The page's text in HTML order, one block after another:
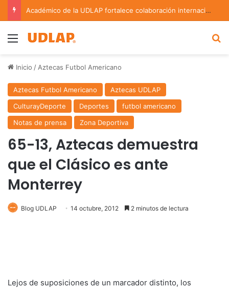
Académico de la UDLAP fortalece colaboración internacional con estancia de investigación en Argentina
Menu
Inicio / Aztecas Futbol Americano
Aztecas Futbol Americano
Aztecas UDLAP
CulturayDeporte
Deportes
futbol americano
Notas de prensa
Zona Deportiva
65-13, Aztecas demuestra
que el Clásico es ante
Monterrey
Blog UDLAP 14 octubre, 2012 2 minutos de lectura
Lejos de suposiciones de un marcador distinto, los